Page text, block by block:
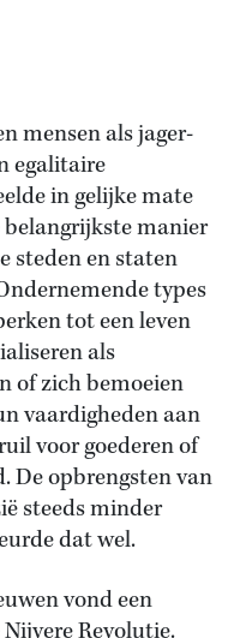
mensen als jager-
egalitaire
in gelijke mate
manier
steden en staten
types
tot een leven
als
of zich bemoeien
vaardigheden aan
voor goederen of
De opbrengsten van
steeds minder
dat wel.
vond een